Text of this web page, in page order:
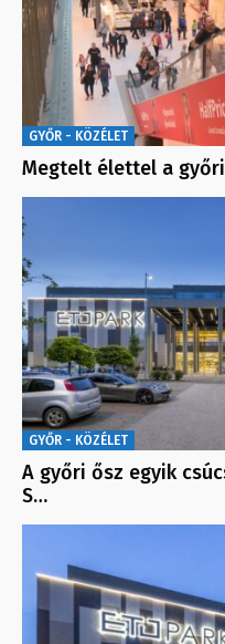
GYŐR - KÖZÉLET
Megtelt élettel a győri
GYŐR - KÖZÉLET
A győri ősz egyik
S…